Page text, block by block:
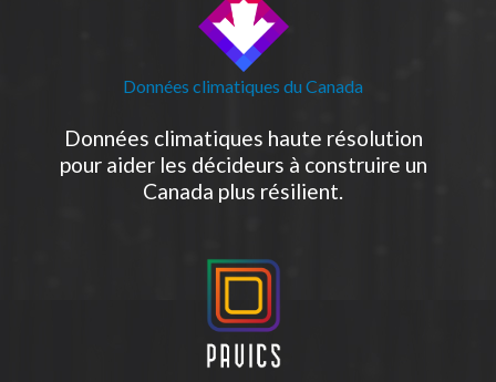
Données climatiques du Canada
Données climatiques haute résolution
pour aider les décideurs à construire un
Canada plus résilient.